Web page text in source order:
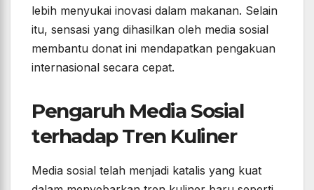
lebih menyukai inovasi dalam makanan. Selain
itu, sensasi yang dihasilkan oleh media sosial
membantu donat ini mendapatkan pengakuan
internasional secara cepat.
Pengaruh Media Sosial
terhadap Tren Kuliner
Media sosial telah menjadi katalis yang kuat